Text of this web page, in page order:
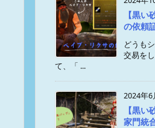
【黒
の依頼
どうも
交易を
て、「 ...
2024年6
【黒
家門統